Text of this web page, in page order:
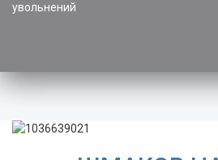
увольнений